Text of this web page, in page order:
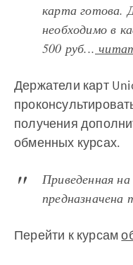
карта готова.
необходимо в
500 руб...
Держатели карт
получения
обменных курсах.
Приведенная
предназначена
Перейти к курсам